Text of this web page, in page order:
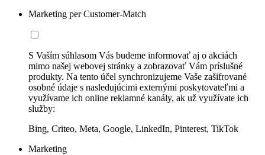
Marketing per Customer-Match
S Vaším súhlasom Vás budeme informovať aj o akciách
mimo našej webovej stránky a zobrazovať Vám príslušné
produkty. Na tento účel synchronizujeme Vaše zašifrované
osobné údaje s nasledujúcimi externými poskytovateľmi a
využívame ich online reklamné kanály, ak už využívate ich
služby:
Bing, Criteo, Meta, Google, LinkedIn, Pinterest, TikTok
Marketing